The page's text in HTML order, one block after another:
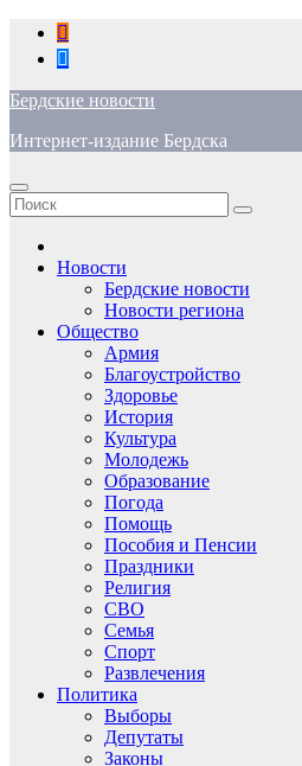
Перейти
содержимому
Бердские новости
Интернет-издание Бердска
Новости
Бердские новости
Новости региона
Общество
Армия
Благоустройство
Здоровье
История
Культура
Молодежь
Образование
Погода
Помощь
Пособия и Пенсии
Праздники
Религия
СВО
Семья
Спорт
Развлечения
Политика
Выборы
Депутаты
Законы